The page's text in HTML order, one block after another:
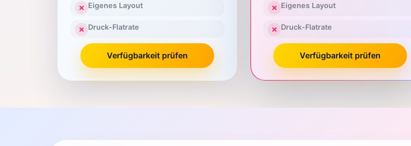
✕ Eigenes Layout
✕ Druck-Flatrate
Verfügbarkeit prüfen
✕ Eigenes Layout
✕ Druck-Flatrate
Verfügbarkeit prüfen